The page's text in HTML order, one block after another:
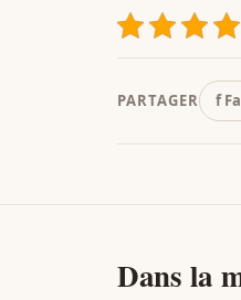
PARTAGER f
Dans la